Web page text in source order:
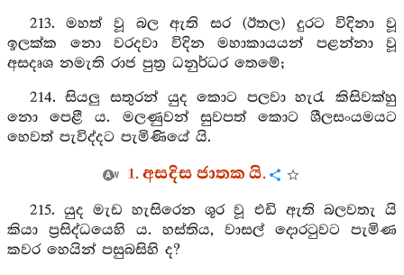
213. මහත් වූ බල ඇති සර (ඊතල) දුරට විදිනා වූ
ඉලක්ක නො වරදවා විදින මහාකායයන් පළන්නා වූ
අසදෘශ නමැති රාජ පුත්‍ර ධනුර්ධර තෙමේ;
214. සියලු සතුරන් යුද කොට පලවා හැරැ කිසිවක්හු
නො පෙළී ය. මලණුවන් සුවපත් කොට ශීලසංයමයට
හෙවත් පැවිද්දට පැමිණියේ යි.
1. අසදිස ජාතක යි.
215. යුද මැඩ හැසිරෙන ශූර වූ එඩි ඇති බලවතැ යි
කියා ප්‍රසිද්ධයෙහි ය. හස්තිය, වාසල් දොරටුවට පැමිණ
කවර හෙයින් පසුබසිහි ද?